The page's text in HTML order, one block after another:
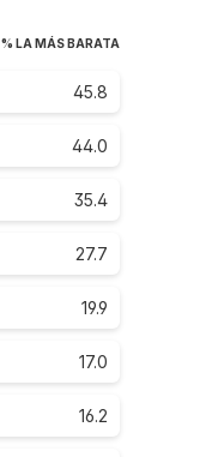
% LA MÁS BARATA
45.8
44.0
35.4
27.7
19.9
17.0
16.2